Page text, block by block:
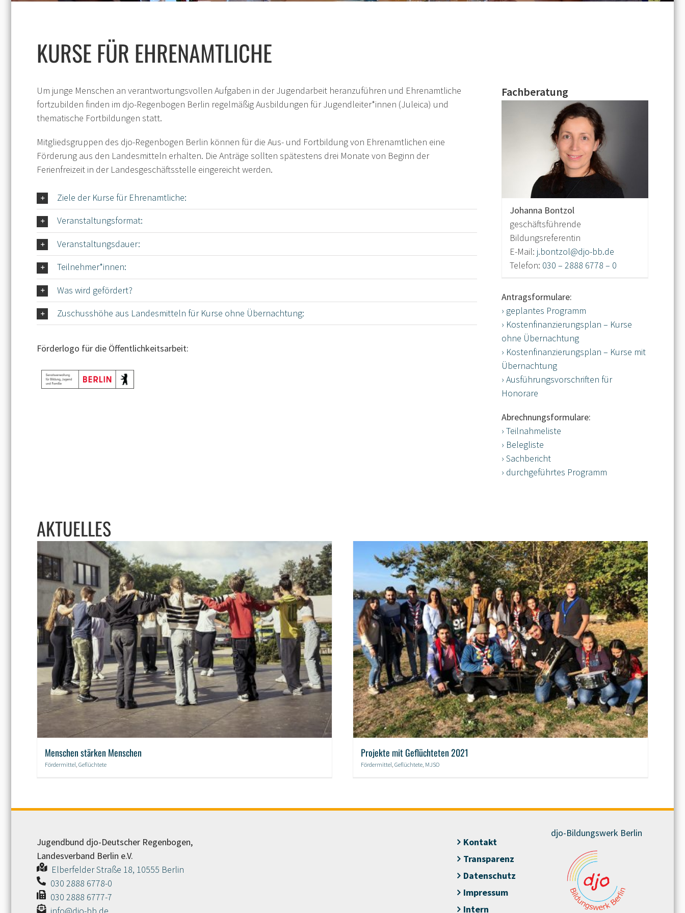
KURSE FÜR EHRENAMTLICHE
Um junge Menschen an verantwortungsvollen Aufgaben in der Jugendarbeit heranzuführen und Ehrenamtliche
fortzubilden finden im djo-Regenbogen Berlin regelmäßig Ausbildungen für Jugendleiter*innen (Juleica) und
thematische Fortbildungen statt.
Mitgliedsgruppen des djo-Regenbogen Berlin können für die Aus- und Fortbildung von Ehrenamtlichen eine
Förderung aus den Landesmitteln erhalten. Die Anträge sollten spätestens drei Monate von Beginn der
Ferienfreizeit in der Landesgeschäftsstelle eingereicht werden.
Ziele der Kurse für Ehrenamtliche:
Veranstaltungsformat:
Veranstaltungsdauer:
Teilnehmer*innen:
Was wird gefördert?
Zuschusshöhe aus Landesmitteln für Kurse ohne Übernachtung:
Förderlogo für die Öffentlichkeitsarbeit:
Fachberatung
Johanna Bontzol
geschäftsführende
Bildungsreferentin
E-Mail: j.bontzol@djo-bb.de
Telefon: 030 – 2888 6778 – 0
Antragsformulare:
› geplantes Programm
› Kostenfinanzierungsplan – Kurse
ohne Übernachtung
› Kostenfinanzierungsplan – Kurse mit
Übernachtung
› Ausführungsvorschriften für
Honorare
Abrechnungsformulare:
› Teilnahmeliste
› Belegliste
› Sachbericht
› durchgeführtes Programm
AKTUELLES
Menschen stärken Menschen
Fördermittel, Geflüchtete
Projekte mit Geflüchteten 2021
Fördermittel, Geflüchtete, MJSO
Jugendbund djo-Deutscher Regenbogen,
Landesverband Berlin e.V.
Elberfelder Straße 18, 10555 Berlin
030 2888 6778-0
030 2888 6777-7
Kontakt
Transparenz
Datenschutz
Impressum
Intern
djo-Bildungswerk Berlin